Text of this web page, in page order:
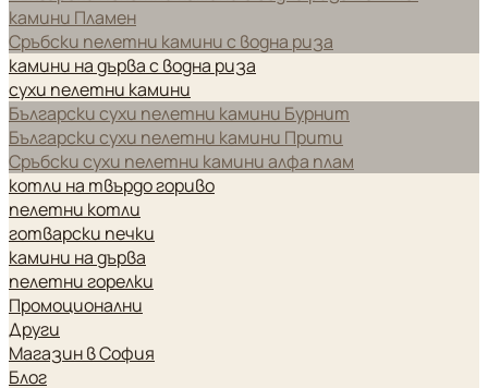
камини Пламен
Сръбски пелетни камини с водна риза
камини на дърва с водна риза
сухи пелетни камини
Български сухи пелетни камини Бурнит
Български сухи пелетни камини Прити
Сръбски сухи пелетни камини алфа плам
котли на твърдо гориво
пелетни котли
готварски печки
камини на дърва
пелетни горелки
Промоционални
Други
Магазин в София
Блог